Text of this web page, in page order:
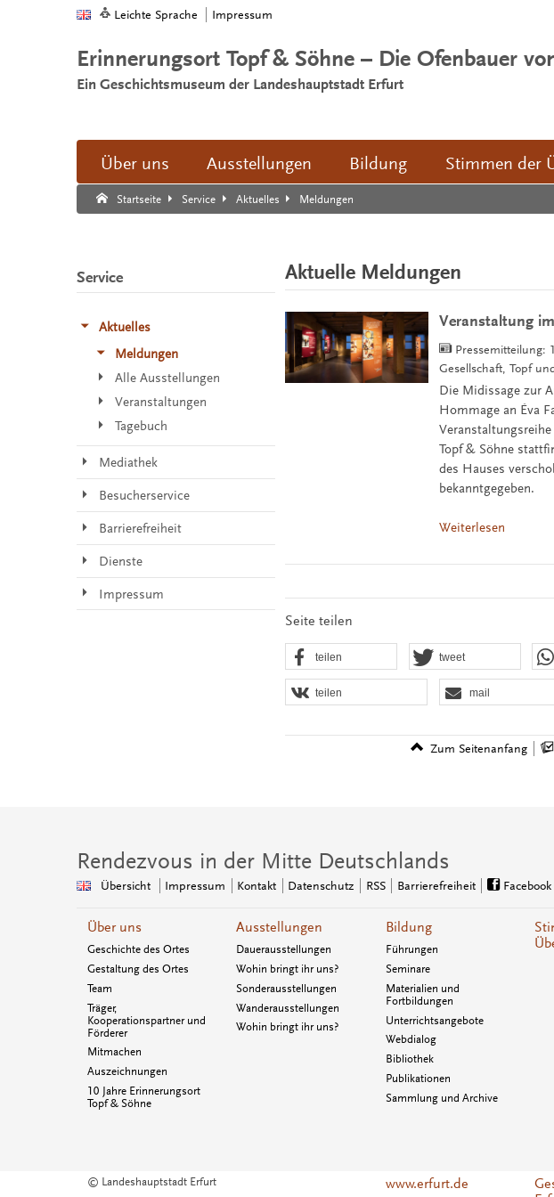
Leichte Sprache Impressum
Erinnerungsort Topf & Söhne – Die Ofenbauer
Ein Geschichtsmuseum der Landeshauptstadt Erfurt
Über uns Ausstellungen Bildung Stimmen der
Startseite Service Aktuelles Meldungen
Suche:
Suche Ende.
Aktuelle Meldungen
Veranstaltung
Pressemitteilung:
Gesellschaft, Topf
Die Midissage zur
Hommage an Éva
Topf & Söhne
des Hauses
bekanntgegeben.
Weiterlesen
Seite teilen
teilen tweet
teilen mail
Zum Seitenanfang
Service
Aktuelles
Meldungen
Alle Ausstellungen
Veranstaltungen
Tagebuch
Mediathek
Besucherservice
Barrierefreiheit
Dienste
Impressum
Rendezvous in der Mitte Deutschlands
Übersicht Impressum Kontakt Datenschutz RSS Barrierefreiheit Facebook
Über uns
Geschichte des Ortes
Gestaltung des Ortes
Team
Träger,
Kooperationspartner und
Förderer
Mitmachen
Auszeichnungen
10 Jahre Erinnerungsort
Topf & Söhne
Ausstellungen
Dauerausstellungen
Wohin bringt ihr uns?
Sonderausstellungen
Wanderausstellungen
Wohin bringt ihr uns?
Bildung
Führungen
Seminare
Materialien und
Fortbildungen
Unterrichtsangebote
Webdialog
Bibliothek
Publikationen
Sammlung und Archive
© Landeshauptstadt Erfurt www.erfurt.de